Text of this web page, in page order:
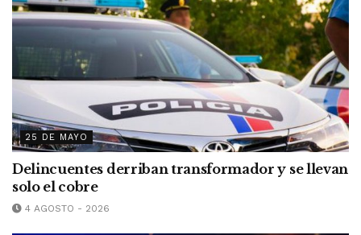
25 DE MAYO
Delincuentes derriban transformador y se llevan
solo el cobre
4 AGOSTO - 2026